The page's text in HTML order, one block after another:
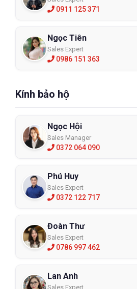
0911 125 371
Ngọc Tiên
Sales Expert
0986 151 363
Kính bảo hộ
Ngọc Hội
Sales Manager
0372 064 090
Phú Huy
Sales Expert
0372 122 717
Đoàn Thư
Sales Expert
0786 997 462
Lan Anh
Sales Expert